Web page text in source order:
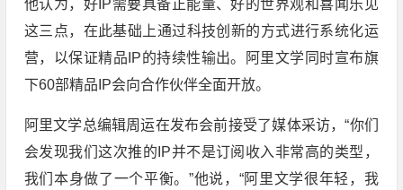
他认为，好IP需要具备正能量、好的世界观和喜闻乐见
这三点，在此基础上通过科技创新的方式进行系统化运
营，以保证精品IP的持续性输出。阿里文学同时宣布旗
下60部精品IP会向合作伙伴全面开放。
阿里文学总编辑周运在发布会前接受了媒体采访，“你们
会发现我们这次推的IP并不是订阅收入非常高的类型，
我们本身做了一个平衡。”他说，“阿里文学很年轻，我